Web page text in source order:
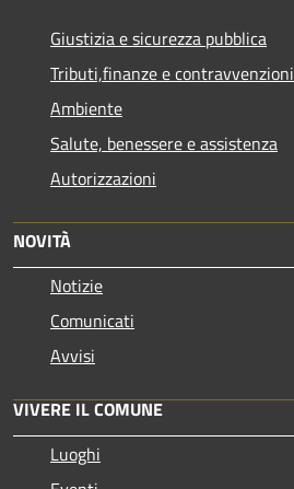
Giustizia e sicurezza pubblica
Tributi,finanze e contravvenzioni
Ambiente
Salute, benessere e assistenza
Autorizzazioni
NOVITÀ
Notizie
Comunicati
Avvisi
VIVERE IL COMUNE
Luoghi